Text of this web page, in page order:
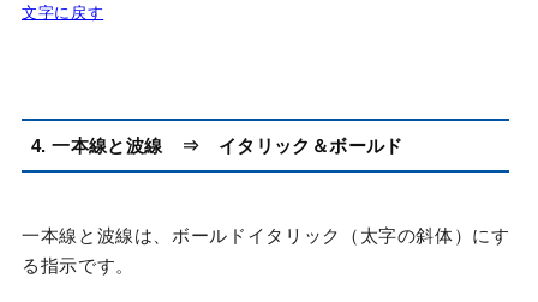
文字に戻す
4. 一本線と波線 ⇒ イタリック＆ ボールド
一本線と波線は、ボールドイタリック（太字の斜体）にす
る指示です。